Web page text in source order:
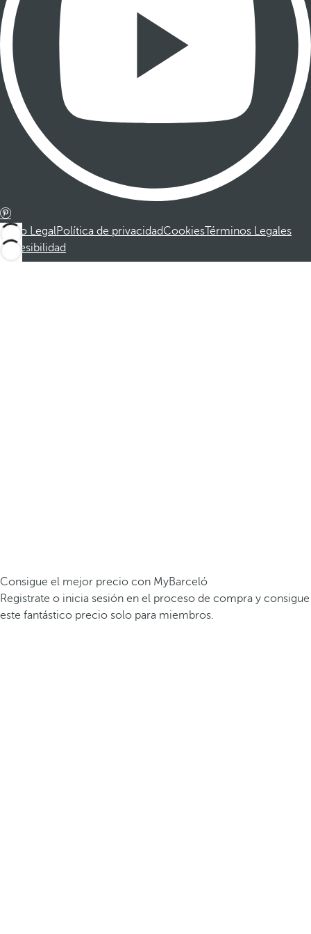
Aviso LegalPolítica de privacidadCookies Términos Legales
Accesibilidad
Consigue el mejor precio con MyBarceló
Registrate o inicia sesión en el proceso de compra y consigue
este fantástico precio solo para miembros.